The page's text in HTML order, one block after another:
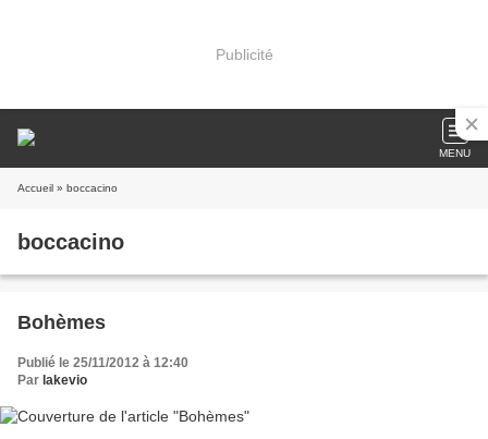
Publicité
MENU
Accueil » boccacino
boccacino
Bohèmes
Publié le 25/11/2012 à 12:40
Par lakevio